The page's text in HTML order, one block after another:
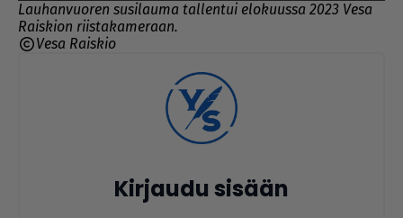
Lauhanvuoren susilauma tallentui elokuussa 2023 Vesa
Raiskion riistakameraan.
Vesa Raiskio
Kirjaudu sisään